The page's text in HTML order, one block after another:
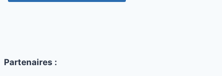
Partenaires :